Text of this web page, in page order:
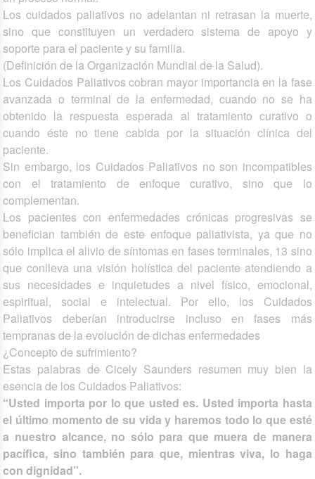
Los cuidados paliativos no adelantan ni retrasan la muerte,
sino que constituyen un verdadero sistema de apoyo y
soporte para el paciente y su familia.
(Definición de la Organización Mundial de la Salud).
Los Cuidados Paliativos cobran mayor importancia en la fase
avanzada o terminal de la enfermedad, cuando no se ha
obtenido la respuesta esperada al tratamiento curativo o
cuando éste no tiene cabida por la situación clínica del
paciente.
Sin embargo, los Cuidados Paliativos no son incompatibles
con el tratamiento de enfoque curativo, sino que lo
complementan.
Los pacientes con enfermedades crónicas progresivas se
benefician también de este enfoque paliativista, ya que no
sólo implica el alivio de síntomas en fases terminales, 13 sino
que conlleva una visión holística del paciente atendiendo a
sus necesidades e inquietudes a nivel físico, emocional,
espiritual, social e intelectual. Por ello, los Cuidados
Paliativos deberían introducirse incluso en fases más
tempranas de la evolución de dichas enfermedades
¿Concepto de sufrimiento?
Estas palabras de Cicely Saunders resumen muy bien la
esencia de los Cuidados Paliativos:
“Usted importa por lo que usted es. Usted importa hasta
el último momento de su vida y haremos todo lo que esté
a nuestro alcance, no sólo para que muera de manera
pacífica, sino también para que, mientras viva, lo haga
con dignidad”.